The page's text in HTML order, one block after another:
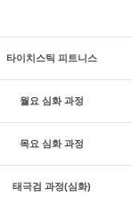
타이치스틱 피트니스
월요 심화 과정
목요 심화 과정
태극검 과정(심화)